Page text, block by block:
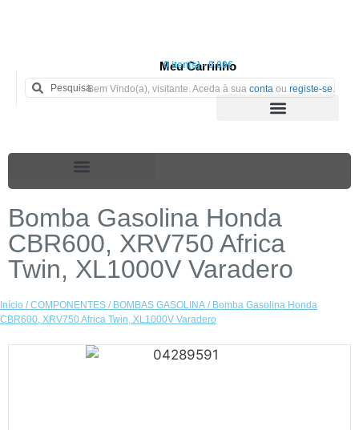
Meu Carrinho
0 iten(s) - 0.00€
Bem Vindo(a), visitante. Aceda à sua conta ou registe-se.
Bomba Gasolina Honda
CBR600, XRV750 Africa
Twin, XL1000V Varadero
Início /COMPONENTES / BOMBAS GASOLINA / Bomba Gasolina Honda
CBR600, XRV750 Africa Twin, XL1000V Varadero